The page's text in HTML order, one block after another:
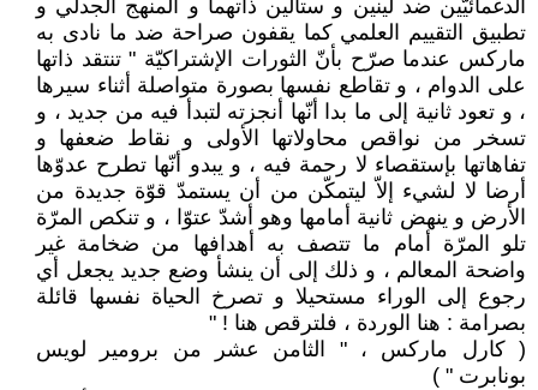
الدغمائيّين ضد لينين و ستالين ذاتهما و المنهج الجدلي و
تطبيق التقييم العلمي كما يقفون صراحة ضد ما نادى به
ماركس عندما صرّح بأنّ الثورات الإشتراكيّة " تنتقد ذاتها
على الدوام ، و تقاطع نفسها بصورة متواصلة أثناء سيرها
، و تعود ثانية إلى ما بدا أنّها أنجزته لتبدأ فيه من جديد ، و
تسخر من نواقص محاولاتها الأولى و نقاط ضعفها و
تفاهاتها بإستقصاء لا رحمة فيه ، و يبدو أنّها تطرح عدوّها
أرضا لا لشيء إلاّ ليتمكّن من أن يستمدّ قوّة جديدة من
الأرض و ينهض ثانية أمامها وهو أشدّ عتوّا ، و تنكص المرّة
تلو المرّة أمام ما تتصف به أهدافها من ضخامة غير
واضحة المعالم ، و ذلك إلى أن ينشأ وضع جديد يجعل أي
رجوع إلى الوراء مستحيلا و تصرخ الحياة نفسها قائلة
بصرامة : هنا الوردة ، فلترقص هنا ! "
( كارل ماركس ، " الثامن عشر من برومير لويس
بونابرت " )